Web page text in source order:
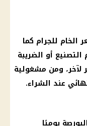
للجرام كما
أو الضريبة
لآخر، ومن مشغولية
عند الشراء.